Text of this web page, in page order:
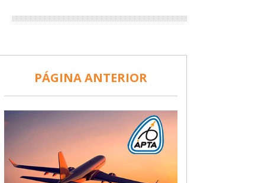
COMISIÓN
DOCUMENTOS
SEGURO DE SEPELIOS
HISTORIAS DE LUCHA
TURISMO Y RECREACIÓN
PÁGINA ANTERIOR